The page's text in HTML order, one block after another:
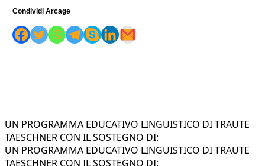
Condividi Arcage
UN PROGRAMMA EDUCATIVO LINGUISTICO DI TRAUTE
TAESCHNER CON IL SOSTEGNO DI:
UN PROGRAMMA EDUCATIVO LINGUISTICO DI TRAUTE
TAESCHNER CON IL SOSTEGNO DI: